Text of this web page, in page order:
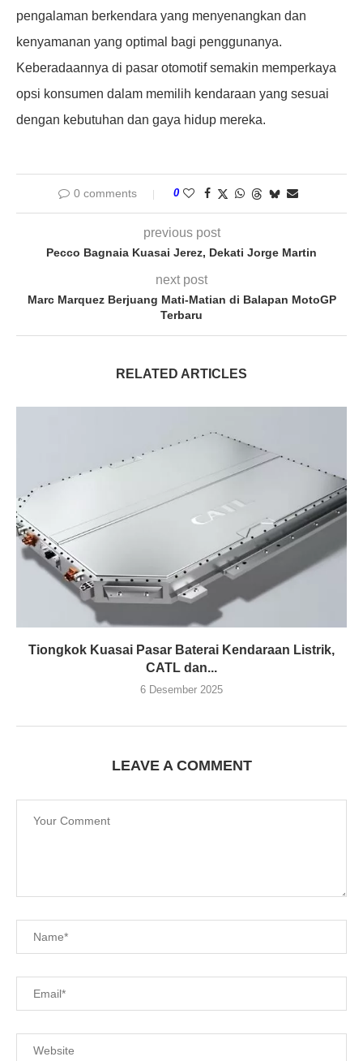
pengalaman berkendara yang menyenangkan dan
kenyamanan yang optimal bagi penggunanya.
Keberadaannya di pasar otomotif semakin memperkaya
opsi konsumen dalam memilih kendaraan yang sesuai
dengan kebutuhan dan gaya hidup mereka.
0 comments 0
previous post
Pecco Bagnaia Kuasai Jerez, Dekati Jorge Martin
next post
Marc Marquez Berjuang Mati-Matian di Balapan MotoGP
Terbaru
RELATED ARTICLES
Tiongkok Kuasai Pasar Baterai Kendaraan Listrik,
CATL dan...
6 Desember 2025
LEAVE A COMMENT